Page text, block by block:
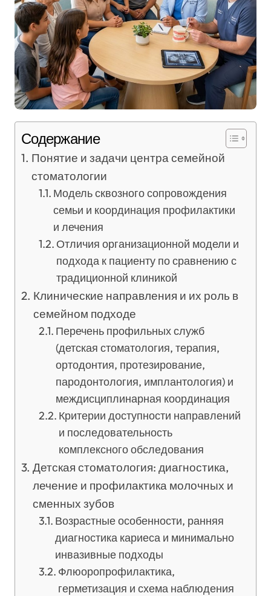
Содержание
Понятие и задачи центра семейной
стоматологии
Модель сквозного сопровождения
семьи и координация профилактики
и лечения
Отличия организационной модели и
подхода к пациенту по сравнению с
традиционной клиникой
Клинические направления и их роль в
семейном подходе
Перечень профильных служб
(детская стоматология, терапия,
ортодонтия, протезирование,
пародонтология, имплантология) и
междисциплинарная координация
Критерии доступности направлений
и последовательность
комплексного обследования
Детская стоматология: диагностика,
лечение и профилактика молочных и
сменных зубов
Возрастные особенности, ранняя
диагностика кариеса и минимально
инвазивные подходы
Флюоропрофилактика,
герметизация и схема наблюдения